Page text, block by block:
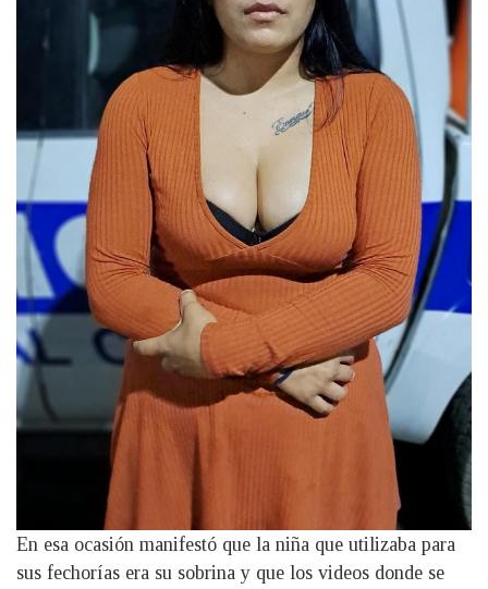
En esa ocasión manifestó que la niña que utilizaba para
sus fechorías era su sobrina y que los videos donde se